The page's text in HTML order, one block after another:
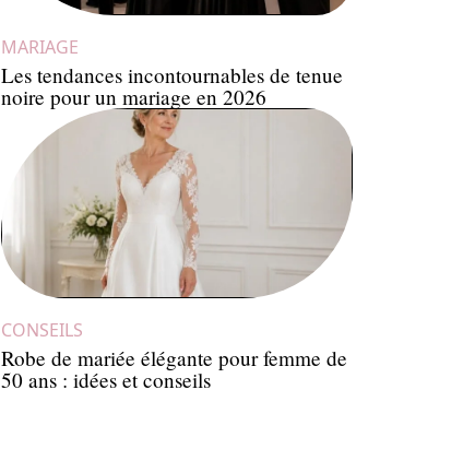
MARIAGE
Les tendances incontournables de tenue
noire pour un mariage en 2026
CONSEILS
Robe de mariée élégante pour femme de
50 ans : idées et conseils